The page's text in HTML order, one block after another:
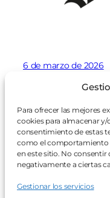
Para ofrecer las mejores
cookies para almacenar
consentimiento de estas
como el comportamiento
en este sitio. No
negativamente a ciertas
Gestionar los servicios
6 de marzo de 2026